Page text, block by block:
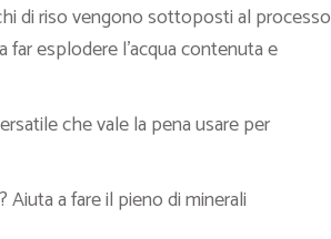
di riso vengono sottoposti al processo
esplodere l’acqua contenuta e
che vale la pena usare per
? Aiuta a fare il pieno di minerali